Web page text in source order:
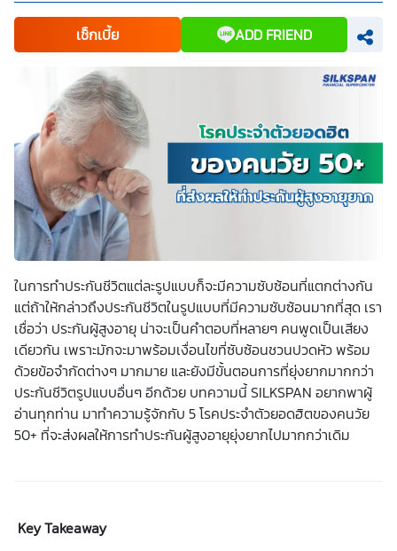
เพื่อพัฒนาผลิตภัณฑ์หรือบริการต่างๆ หรือเพื่อกิจกรรมอื่นๆ
ท่านสามารถอ่านรายละเอียดนโยบายคุ้มครองข้อมูลส่วนบุคคล
และสิทธิของเจ้าของข้อมูลส่วนบุคคลได้ที่เว็บไซต์คำประกาศ
เกี่ยวกับความเป็นส่วนตัวก่อนให้ความยินยอม ทั้งนี้ ก่อนการ
แสดงเจตนา ข้าพเจ้าได้อ่านรายละเอียดจากเอกสารชี้แจงข้อมูล
หรือได้รับคำอธิบายจากหน่วยงานถึงวัตถุประสงค์ในการเก็บ
รวบรวม ใช้หรือเปิดเผยข้อมูลส่วนบุคคล (“ประมวลผลข้อมูล
ส่วนบุคคล”) และมีความเข้าใจดีแล้ว ข้าพเจ้าให้ความยินยอมหรือ
ปฏิเสธไม่ให้ความยินยอมในเอกสารนี้ด้วยความสมัครใจ
ปราศจากการบังคับหรือชักจูง และข้าพเจ้าทราบว่าข้าพเจ้า
สามารถถอนความยินยอมนี้เสียเมื่อใดก็ได้ เว้นแต่ในกรณีมีข้อ
จำกัดสิทธิตามกฎหมายหรือยังมีสัญญาระหว่างข้าพเจ้ากับ
สถาบันที่ให้ประโยชน์แก่ข้าพเจ้าอยู่ กรณีที่ข้าพเจ้าประสงค์จะไม่
ให้ความยินยอม ข้าพเจ้าเข้าใจและยอมรับว่า การไม่ให้ความ
ยินยอมจะมีผลทำให้ข้าพเจ้า (เช่น ข้าพเจ้าอาจได้รับความสะดวก
ในการใช้บริการน้อยลง หรือข้าพเจ้าไม่สามารถเข้าถึงฟังก์ชัน
การใช้งานบางอย่างได้ เป็นต้น) และข้าพเจ้าทราบว่าการถอน
ส่วนบุคคลที่ได้ดำเนินการเสร็จสิ้นไปแล้วก่อนการถอนความ
ยินยอม โดยข้าพเจ้าให้ถือเอาการกดเลือก “ให้ความยินยอม” ใน
ช่องสนทนา เป็นการแสดงเจตนายินยอมของข้าพเจ้าแทนการ
ลงลายมือชื่อเป็นหลักฐาน
เช็กเบี้ย ADD FRIEND
ในการทำประกันชีวิตแต่ละรูปแบบก็จะมีความซับซ้อนที่แตกต่างกัน
แต่ถ้าให้กล่าวถึงประกันชีวิตในรูปแบบที่มีความซับซ้อนมากที่สุด เรา
เชื่อว่า ประกันผู้สูงอายุ น่าจะเป็นคำตอบที่หลายๆ คนพูดเป็นเสียง
เดียวกัน เพราะมักจะมาพร้อมเงื่อนไขที่ซับซ้อนชวนปวดหัว พร้อม
ด้วยข้อจำกัดต่างๆ มากมาย และยังมีขั้นตอนการที่ยุ่งยากมากกว่า
ประกันชีวิตรูปแบบอื่นๆ อีกด้วย บทความนี้SILKSPAN อยากพาผู้
อ่านทุกท่าน มาทำความรู้จักกับ 5 โรคประจำตัวยอดฮิตของคนวัย
50+ ที่จะส่งผลให้การทำประกันผู้สูงอายุยุ่งยากไปมากกว่าเดิม
Key Takeaway